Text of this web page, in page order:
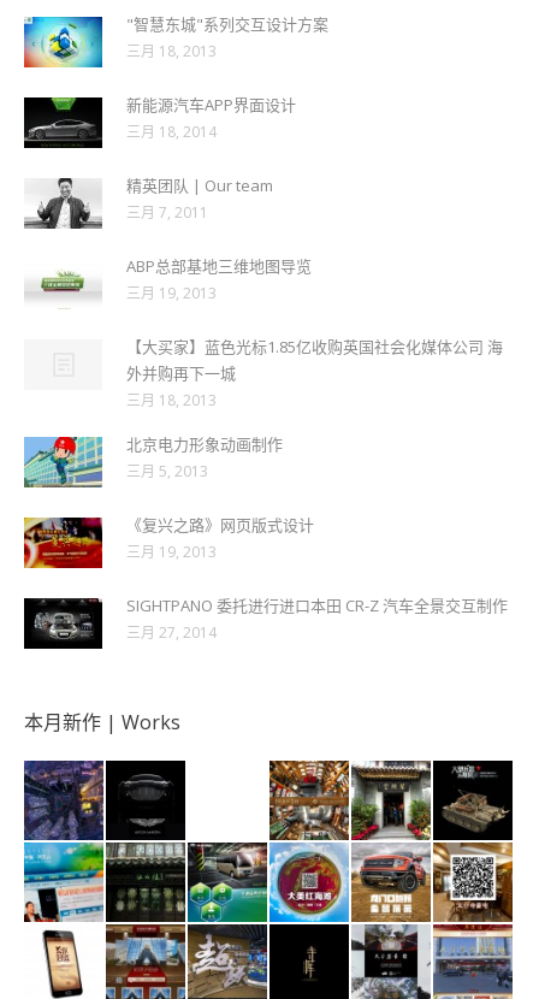
"智慧东城"系列交互设计方案
三月 18, 2013
新能源汽车APP界面设计
三月 18, 2014
精英团队 | Our team
三月 7, 2011
ABP总部基地三维地图导览
三月 19, 2013
【大买家】蓝色光标1.85亿收购英国社会化媒体公司 海
外并购再下一城
三月 18, 2013
北京电力形象动画制作
三月 5, 2013
《复兴之路》网页版式设计
三月 19, 2013
SIGHTPANO 委托进行进口本田 CR-Z 汽车全景交互制作
三月 27, 2014
本月新作 | Works